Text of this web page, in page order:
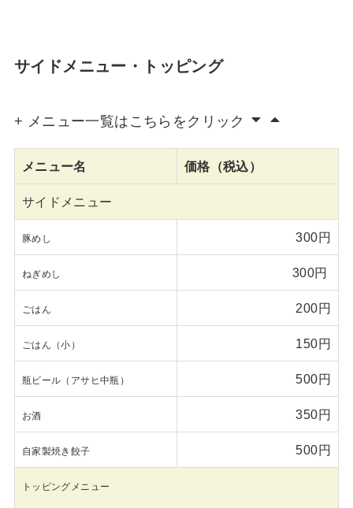
サイドメニュー・トッピング
+ メニュー一覧はこちらをクリック
メニュー名 価格（税込）
サイドメニュー
豚めし 300円
ねぎめし 300円
ごはん 200円
ごはん（小） 150円
瓶ビール（アサヒ中瓶） 500円
お酒 350円
自家製焼き餃子 500円
トッピングメニュー